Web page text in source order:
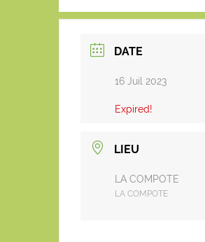
DATE
16 Juil 2023
Expired!
LIEU
LA COMPOTE
LA COMPOTE